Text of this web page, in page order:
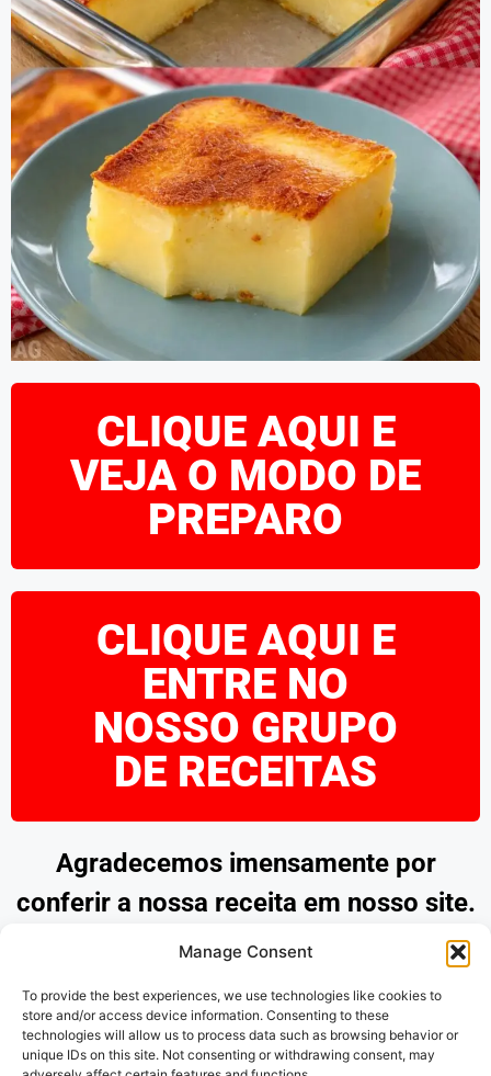
Manage Consent
To provide the best experiences, we use technologies like cookies to
store and/or access device information. Consenting to these
technologies will allow us to process data such as browsing behavior or
unique IDs on this site. Not consenting or withdrawing consent, may
CLIQUE AQUI E
VEJA O MODO DE
PREPARO
CLIQUE AQUI E
ENTRE NO
NOSSO GRUPO
DE RECEITAS
Agradecemos imensamente por
conferir a nossa receita em nosso site.
Esperamos que tenha encontrado
pratos deliciosos. Continue explorando
as nossas opções e desfrute de